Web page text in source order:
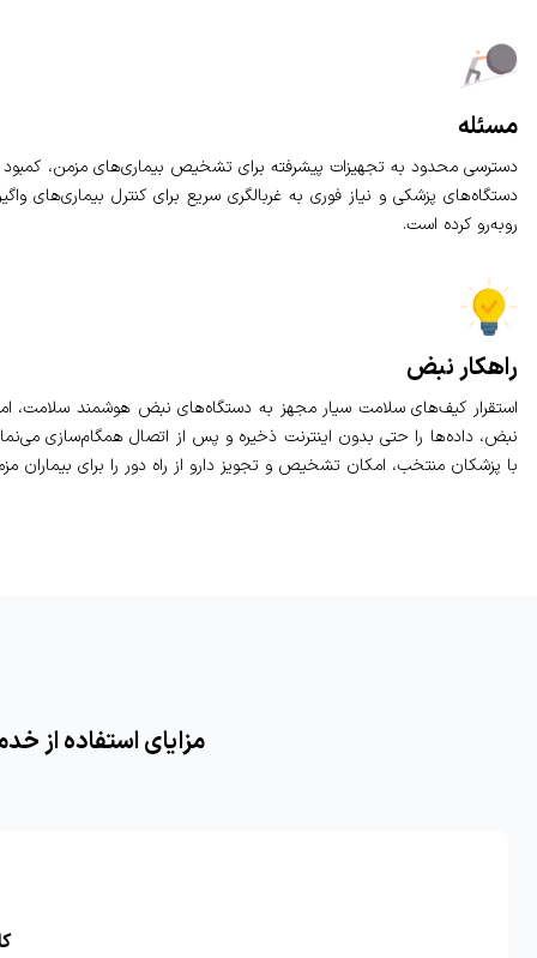
مسئله
دسترسی محدود به تجهیزات پیشرفته برای تشخیص بیماری‌های مزمن، کمبود
دستگاه‌های پزشکی و نیاز فوری به غربالگری سریع برای کنترل بیماری‌های
روبه‌رو کرده است.
راهکار نبض
با پزشکان منتخب، امکان تشخیص و تجویز دارو از راه دور را برای بیماران
مزایای استفاده از